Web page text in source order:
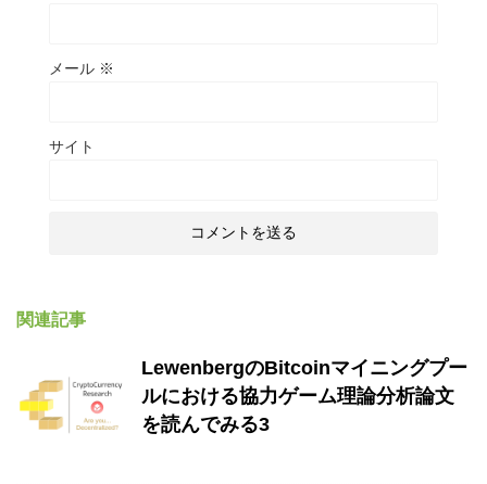
メール ※
サイト
関連記事
LewenbergのBitcoinマイニングプー
ルにおける協力ゲーム理論分析論文
を読んでみる3